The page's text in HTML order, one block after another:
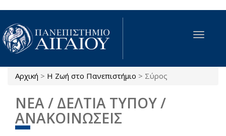
Παράκαμψη προς το κυρίως περιεχόμενο
Toggle
Είστε εδώ
Αρχική > Η Ζωή στο Πανεπιστήμιο > Σύρος
ΝΕΑ / ΔΕΛΤΙΑ ΤΥΠΟΥ /
ΑΝΑΚΟΙΝΩΣΕΙΣ